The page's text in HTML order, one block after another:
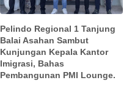
Pelindo Regional 1 Tanjung
Balai Asahan Sambut
Kunjungan Kepala Kantor
Imigrasi, Bahas
Pembangunan PMI Lounge.